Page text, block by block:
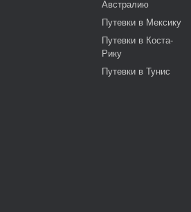
Австралию
Путевки в Мексику
Путевки в Коста-
Рику
Путевки в Тунис